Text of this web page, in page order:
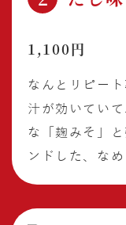
1,100円
なんとリピー
汁が効いてい
な「麹みそ」
ンドした、な